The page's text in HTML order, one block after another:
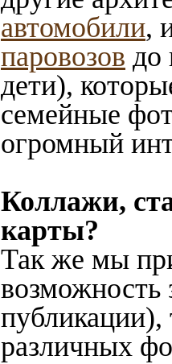
автомобили,
паровозов до
дети),
семейные
огромный
Коллажи,
карты?
Так же мы
возможность
публикации),
различных